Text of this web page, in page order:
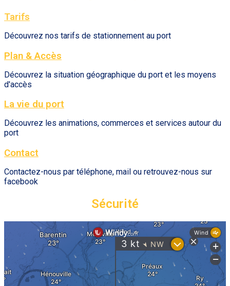
Tarifs
Découvrez nos tarifs de stationnement au port
Plan & Accès
Découvrez la situation géographique du port et les moyens
d'accès
La vie du port
Découvrez les animations, commerces et services autour du
port
Contact
Contactez-nous par téléphone, mail ou retrouvez-nous sur
facebook
Sécurité